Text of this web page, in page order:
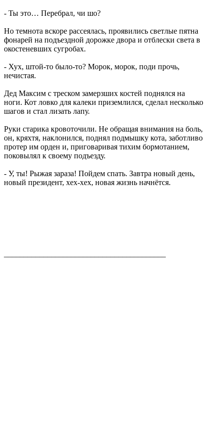
- Ты это… Перебрал, чи шо?
Но темнота вскоре рассеялась, проявились светлые пятна
фонарей на подъездной дорожке двора и отблески света в
окостеневших сугробах.
- Хух, штой-то было-то? Морок, морок, поди прочь,
нечистая.
Дед Максим с треском замерзших костей поднялся на
ноги. Кот ловко для калеки приземлился, сделал несколько
шагов и стал лизать лапу.
Руки старика кровоточили. Не обращая внимания на боль,
он, кряхтя, наклонился, поднял подмышку кота, заботливо
протер им орден и, приговаривая тихим бормотанием,
поковылял к своему подъезду.
- У, ты! Рыжая зараза! Пойдем спать. Завтра новый день,
новый президент, хех-хех, новая жизнь начнётся.